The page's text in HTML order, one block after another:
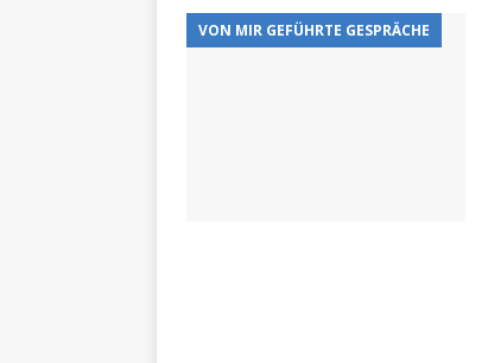
VON MIR GEFÜHRTE GESPRÄCHE